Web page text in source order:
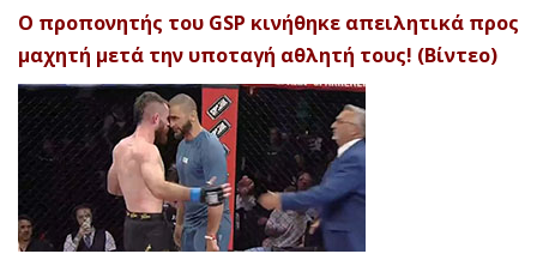
Ο προπονητής του GSP κινήθηκε απειλητικά προς
μαχητή μετά την υποταγή αθλητή τους! (Βίντεο)